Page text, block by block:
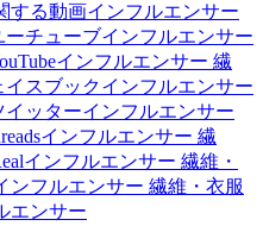
する動画インフルエンサー
チューブインフルエンサー
インフルエンサー 繊
スブックインフルエンサー
ッターインフルエンサー
インフルエンサー 繊
インフルエンサー 繊維・
ンフルエンサー 繊維・衣服
エンサー